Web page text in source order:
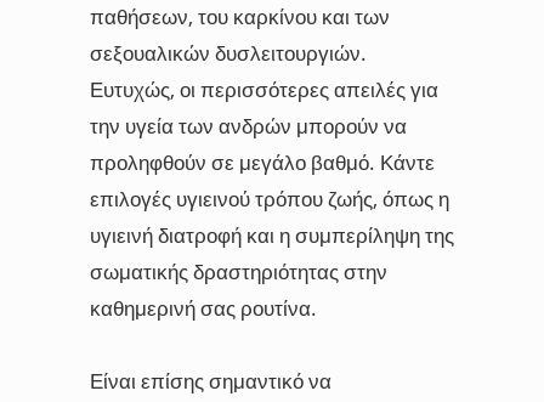
παθήσεων, του καρκίνου και των
σεξουαλικών δυσλειτουργιών.
Ευτυχώς, οι περισσότερες απειλές για
την υγεία των ανδρών μπορούν να
προληφθούν σε μεγάλο βαθμό. Κάντε
επιλογές υγιεινού τρόπου ζωής, όπως η
υγιεινή διατροφή και η συμπερίληψη της
σωματικής δραστηριότητας στην
καθημερινή σας ρουτίνα.
Είναι επίσης σημαντικό να